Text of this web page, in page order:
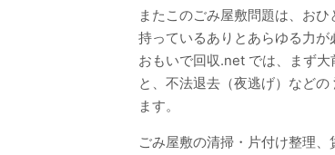
またこのごみ屋敷問題は、お
持っているありとあらゆる力が
おもいで回収.net では、まず
と、不法退去（夜逃げ）など
ます。
ごみ屋敷の清掃・片付け整理